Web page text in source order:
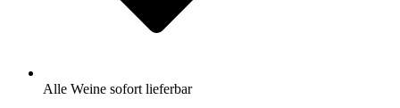
Alle Weine sofort lieferbar